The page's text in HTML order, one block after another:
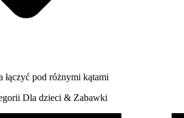
łączyć pod różnymi kątami
Dla dzieci & Zabawki